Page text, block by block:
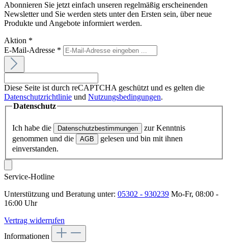
Abonnieren Sie jetzt einfach unseren regelmäßig erscheinenden
Newsletter und Sie werden stets unter den Ersten sein, über neue
Produkte und Angebote informiert werden.
Aktion *
E-Mail-Adresse *
Diese Seite ist durch reCAPTCHA geschützt und es gelten die
Datenschutzrichtlinie und Nutzungsbedingungen.
Datenschutz
Ich habe die Datenschutzbestimmungen
zur Kenntnis
genommen und die
AGB
gelesen und bin mit ihnen
einverstanden.
Service-Hotline
Unterstützung und Beratung unter: 05302 - 930239 Mo-Fr, 08:00 -
16:00 Uhr
Vertrag widerrufen
Informationen